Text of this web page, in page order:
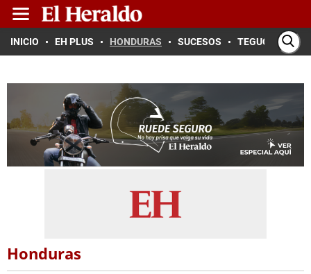
INICIO EH PLUS HONDURAS SUCESOS TEGUCIGALPA
Honduras